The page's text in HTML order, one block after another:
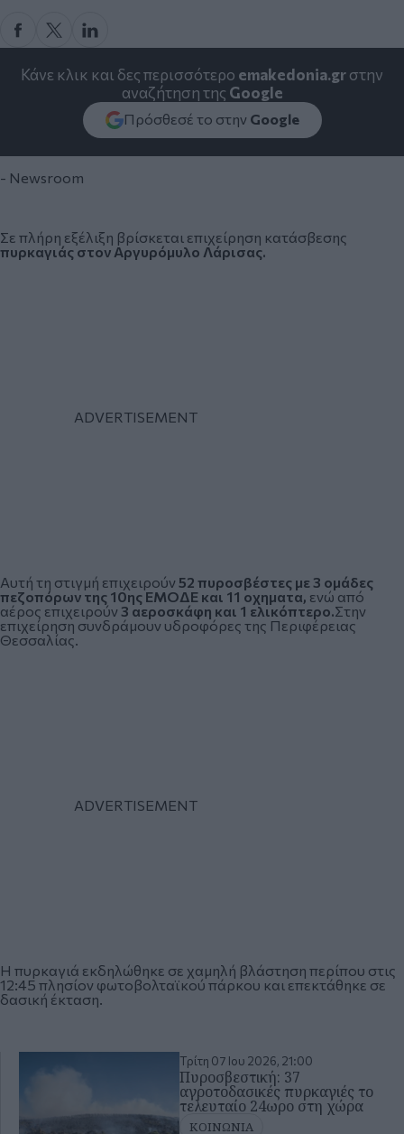
Κάνε κλικ και δες περισσότερο emakedonia.grστην
αναζήτηση της Google
Πρόσθεσέ το στην Google
- Newsroom
Σε πλήρη εξέλιξη βρίσκεται επιχείρηση κατάσβεσης
πυρκαγιάς στον Αργυρόμυλο Λάρισας.
Αυτή τη στιγμή επιχειρούν 52 πυροσβέστες με 3 ομάδες
πεζοπόρων της 10ης ΕΜΟΔΕ και 11 οχηματα, ενώ από
αέρος επιχειρούν 3 αεροσκάφη και 1 ελικόπτερο.Στην
επιχείρηση συνδράμουν υδροφόρες της Περιφέρειας
Θεσσαλίας.
Η πυρκαγιά εκδηλώθηκε σε χαμηλή βλάστηση περίπου στις
12:45 πλησίον φωτοβολταϊκού πάρκου και επεκτάθηκε σε
δασική έκταση.
Τρίτη 07 Ιου 2026, 21:00
Πυροσβεστική: 37
αγροτοδασικές πυρκαγιές το
τελευταίο 24ωρο στη χώρα
ΚΟΙΝΩΝΙΑ